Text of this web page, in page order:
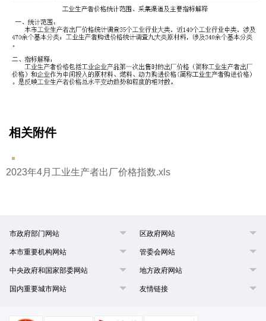
相关附件
2023年4月工业生产者出厂价格指数.xls
市政府部门网站 区政府网站
本市重要机构网站 管委会网站
中央政府和国家部委网站 地方政府网站
国内重要城市网站 友情链接